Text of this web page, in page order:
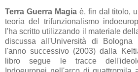
Terra Guerra Magiaè, fin dal titolo,
teoria del trifunzionalismo
l'ha scritto utilizzando il materiale
discussa all'Università di Bologna
l'anno successivo (2003) dalla
libro segue le tracce